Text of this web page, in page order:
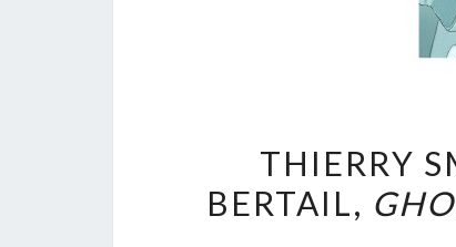
THIERRY
BERTAIL,